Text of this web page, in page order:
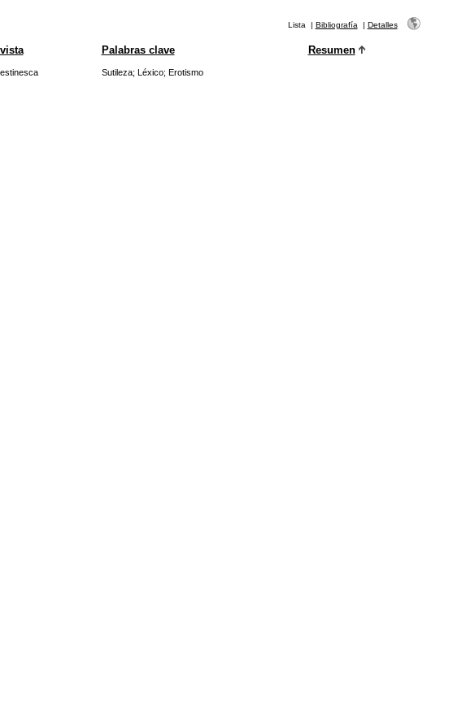
Lista | Bibliografía | Detalles
Palabras clave Resumen
Sutileza; Léxico; Erotismo